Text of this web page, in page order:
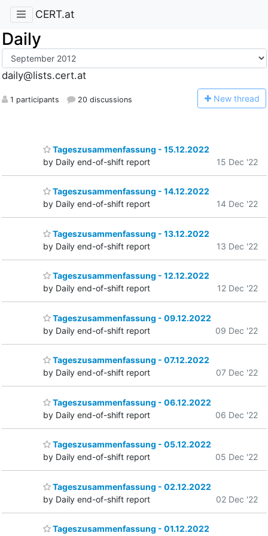
CERT.at
Daily
daily@lists.cert.at
1 participants 20 discussions New thread
Tageszusammenfassung - 15.12.2022
by Daily end-of-shift report
15 Dec '22
Tageszusammenfassung - 14.12.2022
by Daily end-of-shift report
14 Dec '22
Tageszusammenfassung - 13.12.2022
by Daily end-of-shift report
13 Dec '22
Tageszusammenfassung - 12.12.2022
by Daily end-of-shift report
12 Dec '22
Tageszusammenfassung - 09.12.2022
by Daily end-of-shift report
09 Dec '22
Tageszusammenfassung - 07.12.2022
by Daily end-of-shift report
07 Dec '22
Tageszusammenfassung - 06.12.2022
by Daily end-of-shift report
06 Dec '22
Tageszusammenfassung - 05.12.2022
by Daily end-of-shift report
05 Dec '22
Tageszusammenfassung - 02.12.2022
by Daily end-of-shift report
02 Dec '22
Tageszusammenfassung - 01.12.2022